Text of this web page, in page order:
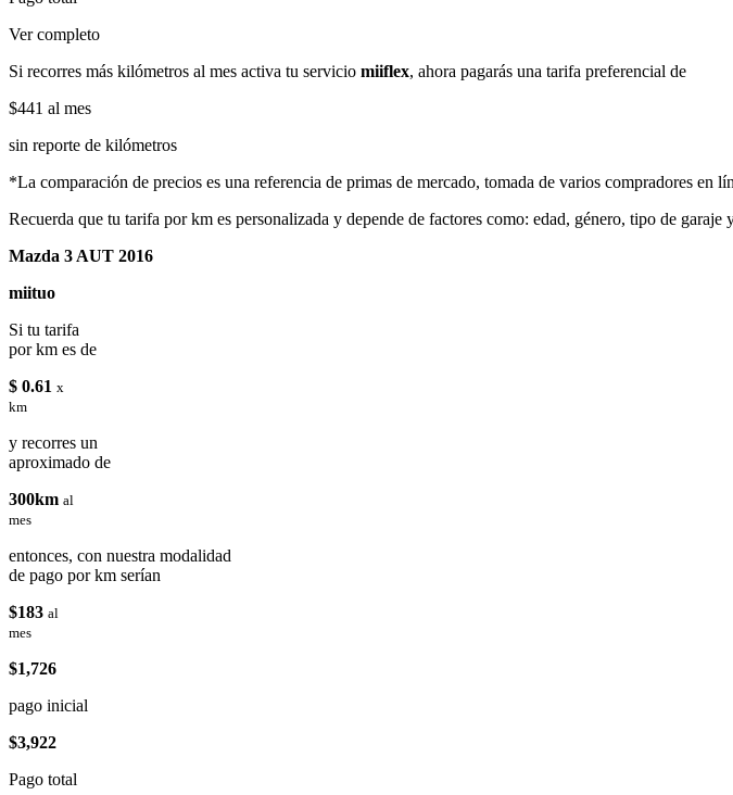
Ver completo
Si recorres más kilómetros al mes activa tu servicio miiflex, ahora pagarás una tarifa preferencial de
$441 al mes
sin reporte de kilómetros
*La comparación de precios es una referencia de primas de mercado, tomada de varios compradores en
Recuerda que tu tarifa por km es personalizada y depende de factores como: edad, género, tipo de
Mazda 3 AUT 2016
miituo
Si tu tarifa
por km es de
$ 0.61 x
km
y recorres un
aproximado de
300km al
mes
entonces, con nuestra modalidad
de pago por km serían
$183 al
mes
$1,726
pago inicial
$3,922
Pago total